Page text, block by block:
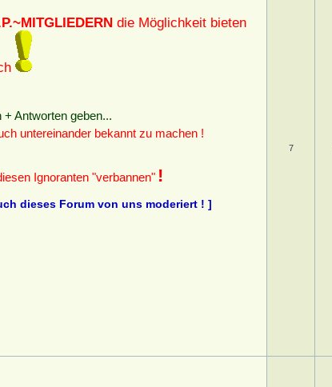
die Möglichkeit bieten
Antworten geben...
untereinander bekannt zu machen !
Ignoranten "verbannen" !
dieses Forum von uns moderiert ! ]
7